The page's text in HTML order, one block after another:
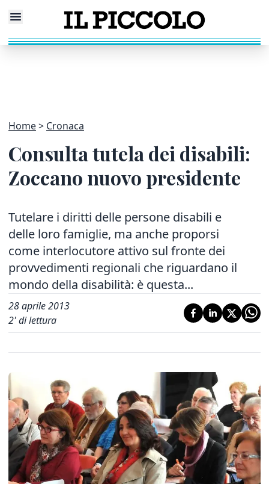
Home Cronaca
Consulta tutela dei disabili:
Zoccano nuovo presidente
Tutelare i diritti delle persone disabili e
delle loro famiglie, ma anche proporsi
come interlocutore attivo sul fronte dei
provvedimenti regionali che riguardano il
mondo della disabilità: è questa...
28 aprile 2013
2' di lettura